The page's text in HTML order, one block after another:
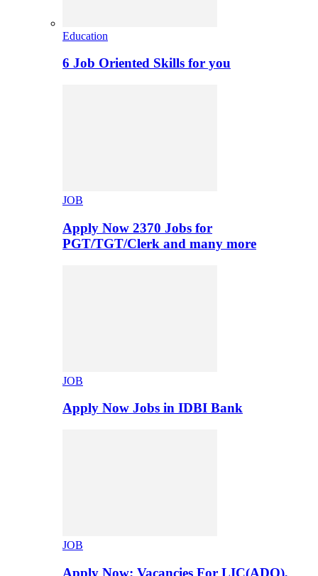
Education
6 Job Oriented Skills for you
JOB
Apply Now 2370 Jobs for
PGT/TGT/Clerk and many more
JOB
Apply Now Jobs in IDBI Bank
JOB
Apply Now: Vacancies For LIC(ADO),